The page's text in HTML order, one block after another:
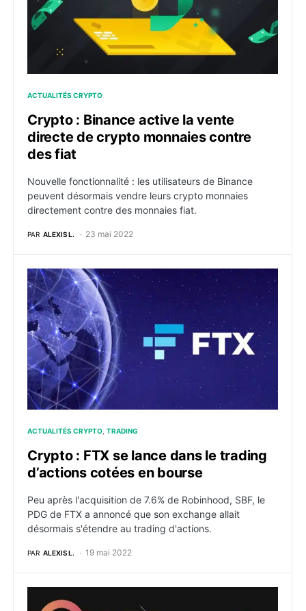
ACTUALITÉS CRYPTO
Crypto : Binance active la vente
directe de crypto monnaies contre
des fiat
Nouvelle fonctionnalité : les utilisateurs de Binance
peuvent désormais vendre leurs crypto monnaies
directement contre des monnaies fiat.
PAR ALEXIS L. 23 mai 2022
Crypto : FTX se lance dans le trading d’actions
ACTUALITÉS CRYPTO TRADING
Crypto : FTX se lance dans le trading
d’actions cotées en bourse
Peu après l'acquisition de 7.6% de Robinhood, SBF, le
PDG de FTX a annoncé que son exchange allait
désormais s'étendre au trading d'actions.
PAR ALEXIS L. 19 mai 2022